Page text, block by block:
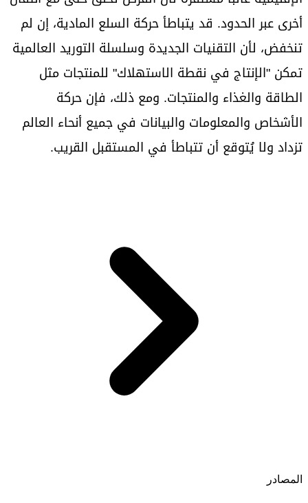
أخرى عبر الحدود. قد يتباطأ حركة السلع المادية، إن لم
تنخفض، لأن التقنيات الجديدة وسلسلة التوريد العالمية
تمكن "الإنتاج في نقطة الاستهلاك" للمنتجات مثل
الطاقة والغذاء والمنتجات. ومع ذلك، فإن حركة
الأشخاص والمعلومات والبيانات في جميع أنحاء العالم
تزداد ولا يُتوقع أن تتباطأ في المستقبل القريب.
المصادر